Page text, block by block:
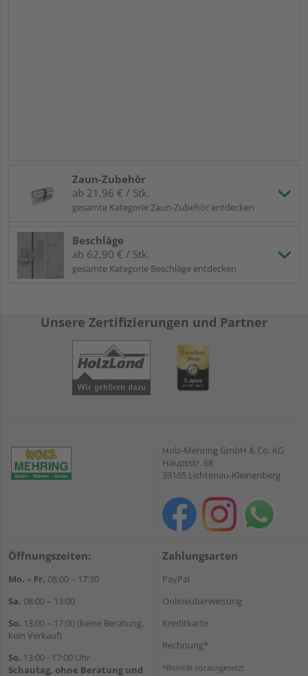
Zaun-Zubehör
ab 21,96 € / Stk.
gesamte Kategorie Zaun-Zubehör entdecken
Beschläge
ab 62,90 € / Stk.
gesamte Kategorie Beschläge entdecken
Unsere Zertifizierungen und Partner
Holz-Mehring GmbH & Co. KG
Hauptstr. 68
33165 Lichtenau-Kleinenberg
Öffnungszeiten:
Mo. – Fr. 08:00 – 17:30
Sa. 08:00 – 13:00
So. 13:00 – 17:00 (keine Beratung,
kein Verkauf)
So. 13:00 - 17:00 Uhr
Schautag, ohne Beratung und
Zahlungsarten
PayPal
Onlineüberweisung
Kreditkarte
Rechnung*
*Bonität vorausgesetzt